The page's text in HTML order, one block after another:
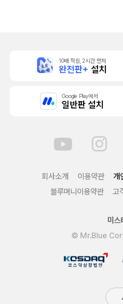
10배 적립, 2시간 먼저
완전판+ 설치
Google Play에서
일반판 설치
회사소개 이용약관 개
블루머니이용약관
고
미스
© Mr.Blue